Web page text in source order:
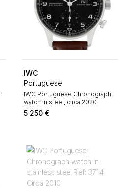
IWC
Portuguese
IWC Portuguese Chronograph
watch in steel, circa 2020
5 250 €